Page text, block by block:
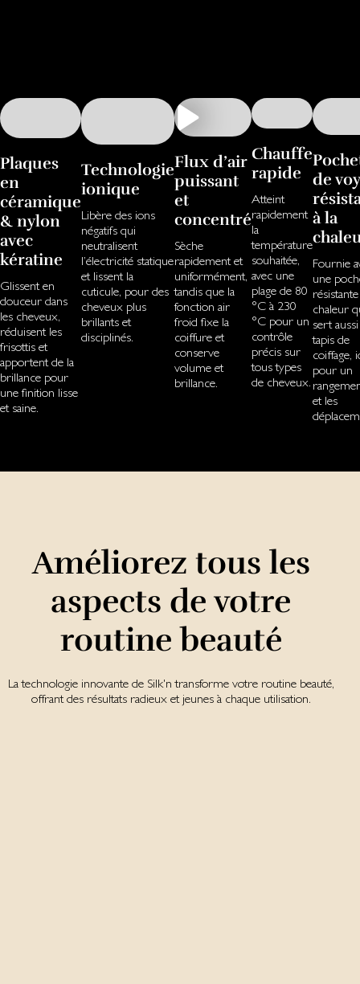
Plaques
en
céramique
& nylon
avec
kératine
Glissent en
douceur dans
les cheveux,
réduisent les
frisottis et
apportent de la
brillance pour
une finition lisse
et saine.
Technologie
ionique
Libère des ions
négatifs qui
neutralisent
l’électricité statique
et lissent la
cuticule, pour des
cheveux plus
brillants et
disciplinés.
Flux d’air
puissant
et
concentré
Sèche
rapidement et
uniformément,
tandis que la
fonction air
froid fixe la
coiffure et
conserve
volume et
brillance.
Chauffe
rapide
Atteint
rapidement
la
température
souhaitée,
avec une
plage de 80
°C à 230
°C pour un
contrôle
précis sur
tous types
de cheveux.
de
à la
Fournie
une
chaleur
sert
tapis de
coiffage,
pour un
et les
Améliorez tous les
aspects de votre
routine beauté
La technologie innovante de Silk'n transforme votre routine beauté,
offrant des résultats radieux et jeunes à chaque utilisation.